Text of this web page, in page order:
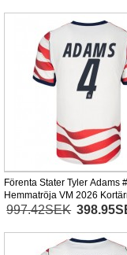
Förenta Stater Tyler Adams
Hemmatröja VM 2026
997.42SEK